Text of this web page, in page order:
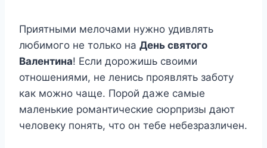
Приятными мелочами нужно удивлять
любимого не только на День святого
Валентина! Если дорожишь своими
отношениями, не ленись проявлять заботу
как можно чаще. Порой даже самые
маленькие романтические сюрпризы дают
человеку понять, что он тебе небезразличен.